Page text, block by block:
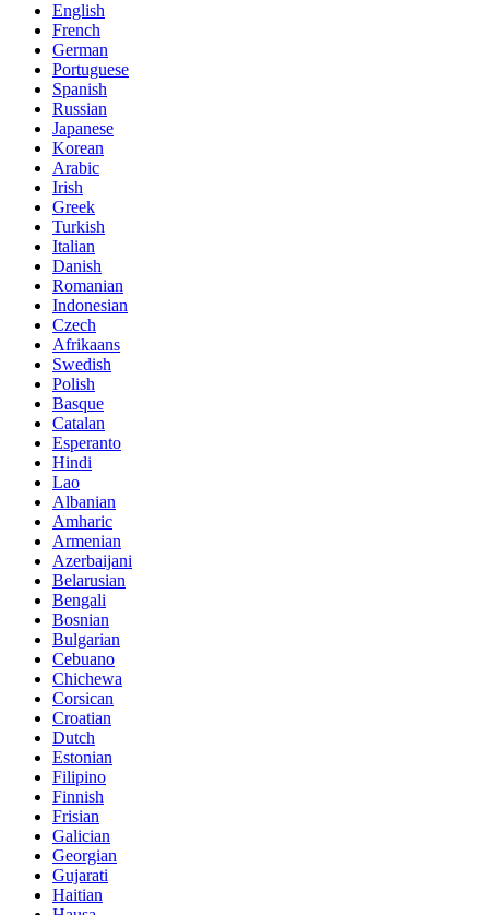
English
French
German
Portuguese
Spanish
Russian
Japanese
Korean
Arabic
Irish
Greek
Turkish
Italian
Danish
Romanian
Indonesian
Czech
Afrikaans
Swedish
Polish
Basque
Catalan
Esperanto
Hindi
Lao
Albanian
Amharic
Armenian
Azerbaijani
Belarusian
Bengali
Bosnian
Bulgarian
Cebuano
Chichewa
Corsican
Croatian
Dutch
Estonian
Filipino
Finnish
Frisian
Galician
Georgian
Gujarati
Haitian